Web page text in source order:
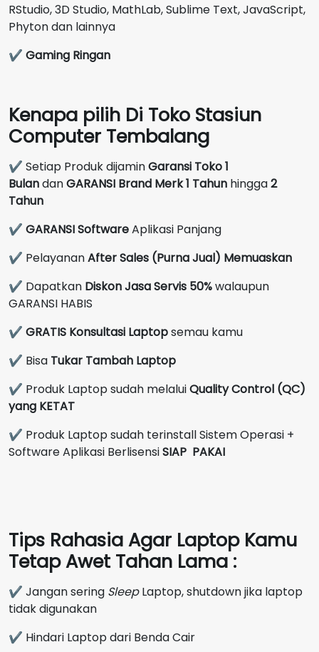
RStudio, 3D Studio, MathLab, Sublime Text, JavaScript,
Phyton dan lainnya
✔ Gaming Ringan
Kenapa pilih Di Toko Stasiun
Computer Tembalang
✔ Setiap Produk dijaminGaransi Toko 1
BulandanGARANSI Brand Merk1 Tahun hingga2
Tahun
✔ GARANSI SoftwareAplikasi Panjang
✔ PelayananAfter Sales (Purna Jual) Memuaskan
✔ Dapatkan Diskon Jasa Servis 50%walaupun
GARANSI HABIS
✔ GRATIS Konsultasi Laptopsemau kamu
✔ Bisa Tukar Tambah Laptop
✔ Produk Laptop sudah melaluiQuality Control (QC)
yang KETAT
✔ Produk Laptop sudah terinstall Sistem Operasi +
Software Aplikasi BerlisensiSIAP PAKAI
Tips Rahasia Agar Laptop Kamu
Tetap Awet Tahan Lama :
✔ Jangan sering SleepLaptop, shutdown jika laptop
tidak digunakan
✔ Hindari Laptop dari Benda Cair